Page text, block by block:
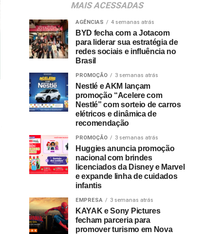
MAIS ACESSADAS
AGÊNCIAS 4 semanas atrás
BYD fecha com a Jotacom
para liderar sua estratégia de
redes sociais e influência no
Brasil
PROMOÇÃO 3 semanas atrás
Nestlé e AKM lançam
promoção “Acelere com
Nestlé” com sorteio de carros
elétricos e dinâmica de
recomendação
PROMOÇÃO 3 semanas atrás
Huggies anuncia promoção
nacional com brindes
licenciados da Disney e Marvel
e expande linha de cuidados
infantis
EMPRESA 3 semanas atrás
KAYAK e Sony Pictures
fecham parceria para
promover turismo em Nova